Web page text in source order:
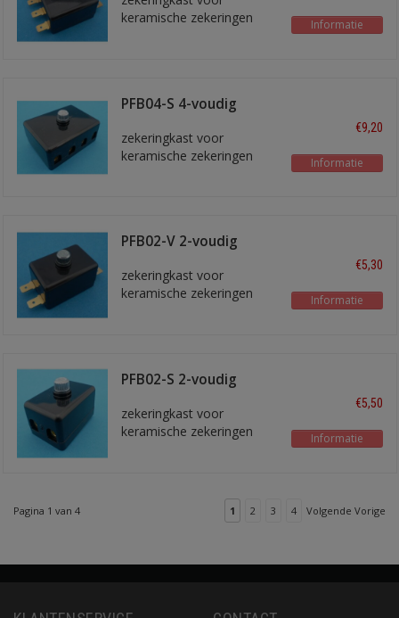
keramische zekeringen
Informatie
PFB04-S 4-voudig
zekeringkast voor
keramische zekeringen
€9,20
Informatie
PFB02-V 2-voudig
zekeringkast voor
keramische zekeringen
€5,30
Informatie
PFB02-S 2-voudig
zekeringkast voor
keramische zekeringen
€5,50
Informatie
Pagina 1 van 4 1 2 3 4 Volgende Vorige